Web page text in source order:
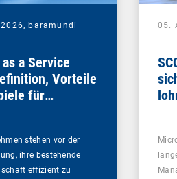
2026,baramundi
a Service
Vorteile
für
stehen vor der
ihre bestehende
effizient zu
05.